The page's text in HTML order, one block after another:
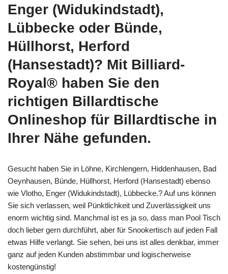
Enger (Widukindstadt),
Lübbecke oder Bünde,
Hüllhorst, Herford
(Hansestadt)? Mit Billiard-
Royal® haben Sie den
richtigen Billardtische
Onlineshop für Billardtische in
Ihrer Nähe gefunden.
Gesucht haben Sie in Löhne, Kirchlengern, Hiddenhausen, Bad
Oeynhausen, Bünde, Hüllhorst, Herford (Hansestadt) ebenso
wie Vlotho, Enger (Widukindstadt), Lübbecke.? Auf uns können
Sie sich verlassen, weil Pünktlichkeit und Zuverlässigkeit uns
enorm wichtig sind. Manchmal ist es ja so, dass man Pool Tisch
doch lieber gern durchführt, aber für Snookertisch auf jeden Fall
etwas Hilfe verlangt. Sie sehen, bei uns ist alles denkbar, immer
ganz auf jeden Kunden abstimmbar und logischerweise
kostengünstig!